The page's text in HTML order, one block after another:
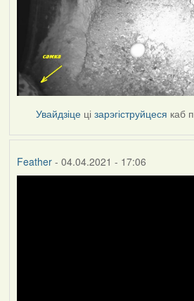
Увайдзіце цізарэгіструйцеся каб
Feather- 04.04.2021 - 17:06